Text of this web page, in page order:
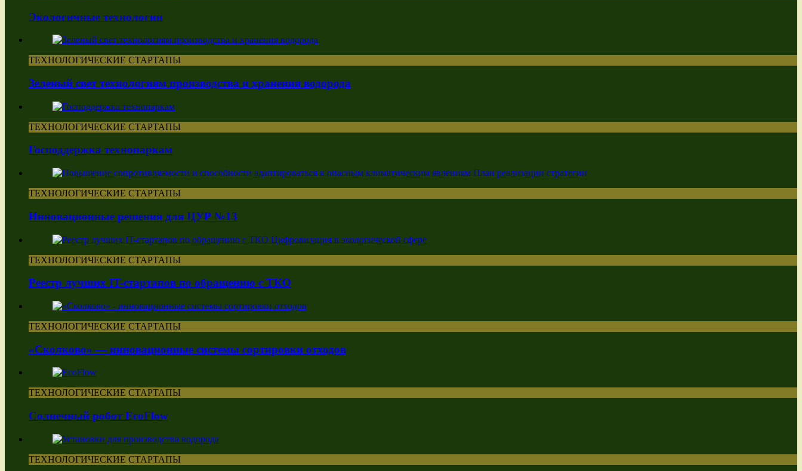
Экологичные технологии
ТЕХНОЛОГИЧЕСКИЕ СТАРТАПЫ
Зеленый свет технологиям производства и хранения водорода
ТЕХНОЛОГИЧЕСКИЕ СТАРТАПЫ
Господдержка технопаркам
ТЕХНОЛОГИЧЕСКИЕ СТАРТАПЫ
Инновационные решения для ЦУР №13
ТЕХНОЛОГИЧЕСКИЕ СТАРТАПЫ
Реестр лучших IT-стартапов по обращению с ТКО
ТЕХНОЛОГИЧЕСКИЕ СТАРТАПЫ
«Сколково» — инновационные системы сортировки отходов
ТЕХНОЛОГИЧЕСКИЕ СТАРТАПЫ
Солнечный робот EcoFlow
ТЕХНОЛОГИЧЕСКИЕ СТАРТАПЫ